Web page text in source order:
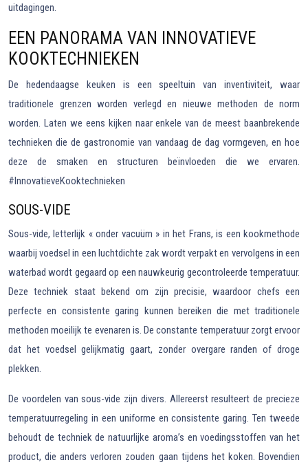
uitdagingen.
EEN PANORAMA VAN INNOVATIEVE
KOOKTECHNIEKEN
De hedendaagse keuken is een speeltuin van inventiviteit, waar
traditionele grenzen worden verlegd en nieuwe methoden de norm
worden. Laten we eens kijken naar enkele van de meest baanbrekende
technieken die de gastronomie van vandaag de dag vormgeven, en hoe
deze de smaken en structuren beïnvloeden die we ervaren.
#InnovatieveKooktechnieken
SOUS-VIDE
Sous-vide, letterlijk « onder vacuüm » in het Frans, is een kookmethode
waarbij voedsel in een luchtdichte zak wordt verpakt en vervolgens in een
waterbad wordt gegaard op een nauwkeurig gecontroleerde temperatuur.
Deze techniek staat bekend om zijn precisie, waardoor chefs een
perfecte en consistente garing kunnen bereiken die met traditionele
methoden moeilijk te evenaren is. De constante temperatuur zorgt ervoor
dat het voedsel gelijkmatig gaart, zonder overgare randen of droge
plekken.
De voordelen van sous-vide zijn divers. Allereerst resulteert de precieze
temperatuurregeling in een uniforme en consistente garing. Ten tweede
behoudt de techniek de natuurlijke aroma’s en voedingsstoffen van het
product, die anders verloren zouden gaan tijdens het koken. Bovendien